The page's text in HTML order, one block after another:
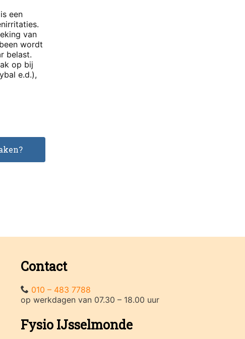
een
van
wordt
belast.
op bij
e.d.),
Contact
010 – 483 7788
op werkdagen van 07.30 – 18.00 uur
Fysio IJsselmonde